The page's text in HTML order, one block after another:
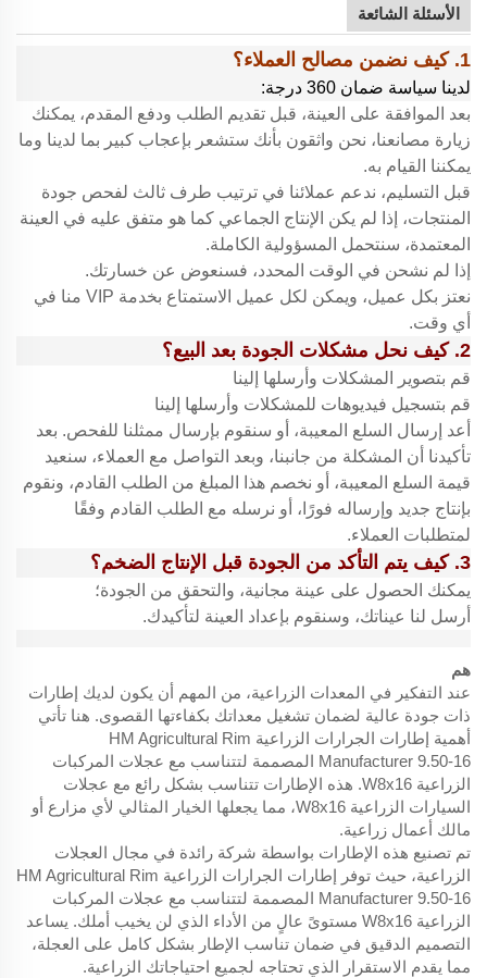
الأسئلة الشائعة
1. كيف نضمن مصالح العملاء؟
لدينا سياسة ضمان 360 درجة:
بعد الموافقة على العينة، قبل تقديم الطلب ودفع المقدم، يمكنك
زيارة مصانعنا، نحن واثقون بأنك ستشعر بإعجاب كبير بما لدينا وما
يمكننا القيام به.
قبل التسليم، ندعم عملائنا في ترتيب طرف ثالث لفحص جودة
المنتجات، إذا لم يكن الإنتاج الجماعي كما هو متفق عليه في العينة
المعتمدة، سنتحمل المسؤولية الكاملة.
إذا لم نشحن في الوقت المحدد، فسنعوض عن خسارتك.
نعتز بكل عميل، ويمكن لكل عميل الاستمتاع بخدمة VIP منا في
أي وقت.
2. كيف نحل مشكلات الجودة بعد البيع؟
قم بتصوير المشكلات وأرسلها إلينا
قم بتسجيل فيديوهات للمشكلات وأرسلها إلينا
أعد إرسال السلع المعيبة، أو سنقوم بإرسال ممثلنا للفحص. بعد
تأكيدنا أن المشكلة من جانبنا، وبعد التواصل مع العملاء، سنعيد
قيمة السلع المعيبة، أو نخصم هذا المبلغ من الطلب القادم، ونقوم
بإنتاج جديد وإرساله فورًا، أو نرسله مع الطلب القادم وفقًا
لمتطلبات العملاء.
3. كيف يتم التأكد من الجودة قبل الإنتاج الضخم؟
يمكنك الحصول على عينة مجانية، والتحقق من الجودة؛
أرسل لنا عيناتك، وسنقوم بإعداد العينة لتأكيدك.
هم
عند التفكير في المعدات الزراعية، من المهم أن يكون لديك إطارات
ذات جودة عالية لضمان تشغيل معداتك بكفاءتها القصوى. هنا تأتي
أهمية إطارات الجرارات الزراعية HM Agricultural Rim
Manufacturer 9.50-16 المصممة لتتناسب مع عجلات المركبات
الزراعية W8x16. هذه الإطارات تتناسب بشكل رائع مع عجلات
السيارات الزراعية W8x16، مما يجعلها الخيار المثالي لأي مزارع أو
مالك أعمال زراعية.
تم تصنيع هذه الإطارات بواسطة شركة رائدة في مجال العجلات
الزراعية، حيث توفر إطارات الجرارات الزراعية HM Agricultural Rim
Manufacturer 9.50-16 المصممة لتتناسب مع عجلات المركبات
الزراعية W8x16 مستوىً عالٍ من الأداء الذي لن يخيب أملك. يساعد
التصميم الدقيق في ضمان تناسب الإطار بشكل كامل على العجلة،
مما يقدم الاستقرار الذي تحتاجه لجميع احتياجاتك الزراعية.